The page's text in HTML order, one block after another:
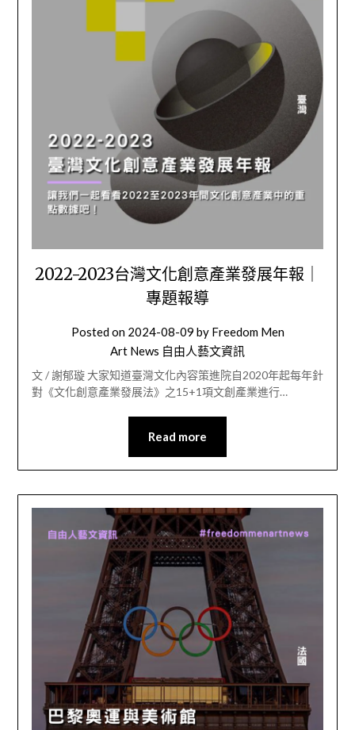
2022-2023台灣文化創意產業發展年報｜
專題報導
Posted on 2024-08-09 by Freedom Men
Art News 自由人藝文資訊
文 / 謝郁璇 大家知道臺灣文化內容策進院自2020年起每年針
對《文化創意產業發展法》之15+1項文創產業進行…
Read more